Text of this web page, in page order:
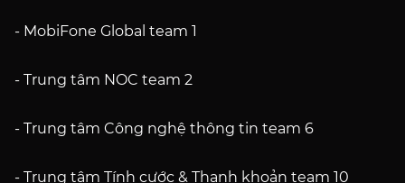
- MobiFone Global team 1
- Trung tâm NOC team 2
- Trung tâm Công nghệ thông tin team 6
- Trung tâm Tính cước & Thanh khoản team 10